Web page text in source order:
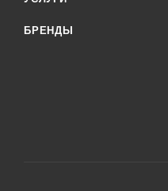
БРЕНДЫ